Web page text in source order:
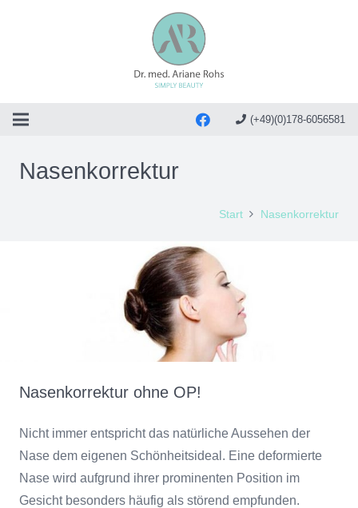
(+49)(0)178-6056581
Nasenkorrektur
Start Nasenkorrektur
Nasenkorrektur ohne OP!
Nicht immer entspricht das natürliche Aussehen der
Nase dem eigenen Schönheitsideal. Eine deformierte
Nase wird aufgrund ihrer prominenten Position im
Gesicht besonders häufig als störend empfunden.